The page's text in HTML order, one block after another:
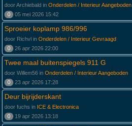
door Archiebald in Onderdelen / Interieur Aangeboden
0
05 mei 2026 15:42
Sproeier koplamp 986/996
door Richvl in Onderdelen / Interieur Gevraagd
0
26 apr 2026 22:00
Twee maal buitenspiegels 911 G
door Willem56 in Onderdelen / Interieur Aangeboden
0
23 apr 2026 17:28
Deur bijrijderskant
door fuchs in ICE & Electronica
0
19 apr 2026 13:18